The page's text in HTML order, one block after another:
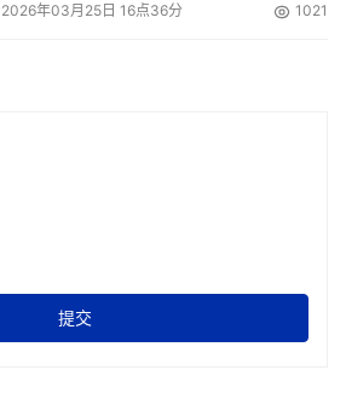
2026年03月25日 16点36分 1021
提交